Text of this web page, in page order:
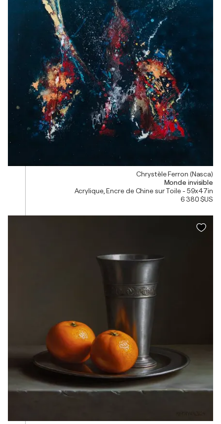
Chrystèle Ferron (Nasca)
Monde invisible
Acrylique, Encre de Chine sur Toile - 59x47in
6 380 $US